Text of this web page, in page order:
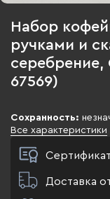
Набор
ручками и
серебрение,
67569)
Сохранность:
Все характеристики
Доставка